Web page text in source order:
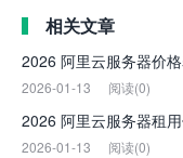
相关文章
2026 阿里云服务器价
2026-01-13 阅读(0)
2026 阿里云服务器租
2026-01-13 阅读(0)